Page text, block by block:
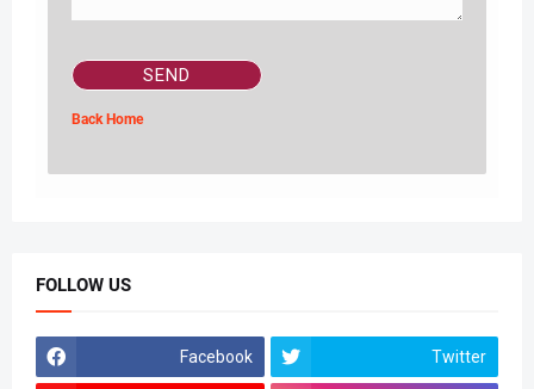
Back Home
FOLLOW US
Facebook Twitter